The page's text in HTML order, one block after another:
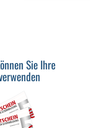
Sie Ihre